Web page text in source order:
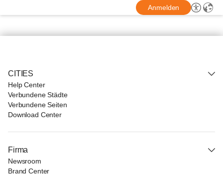
Anmelden
CITIES
Help Center
Verbundene Städte
Verbundene Seiten
Download Center
Firma
Newsroom
Brand Center